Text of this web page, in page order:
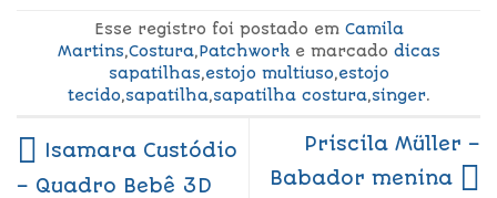
Esse registro foi postado em Camila
Martins,Costura,Patchworke marcado dicas
sapatilhas,estojo multiuso,estojo
tecido,sapatilha,sapatilha costura,singer.
Isamara Custódio
– Quadro Bebê 3D
Priscila Müller –
Babador menina